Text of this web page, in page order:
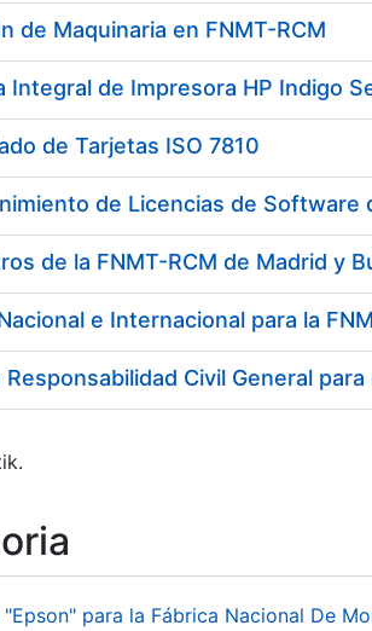
de Maquinaria en FNMT-RCM
de Impresora HP Indigo
de Tarjetas ISO 7810
de Licencias de Software
de la FNMT-RCM de Madrid y
e Internacional para la
Civil General para
para la Fábrica Nacional De